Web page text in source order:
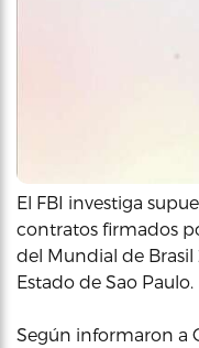
El FBI investiga
contratos firmados
del Mundial de Brasil
Estado de Sao Paulo.
Según informaron a